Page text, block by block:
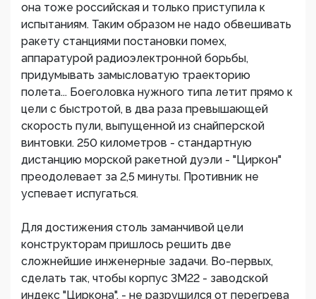
она тоже российская и только приступила к
испытаниям. Таким образом не надо обвешивать
ракету станциями постановки помех,
аппаратурой радиоэлектронной борьбы,
придумывать замысловатую траекторию
полета... Боеголовка нужного типа летит прямо к
цели с быстротой, в два раза превышающей
скорость пули, выпущенной из снайперской
винтовки. 250 километров - стандартную
дистанцию морской ракетной дуэли - "Циркон"
преодолевает за 2,5 минуты. Противник не
успевает испугаться.
Для достижения столь заманчивой цели
конструкторам пришлось решить две
сложнейшие инженерные задачи. Во-первых,
сделать так, чтобы корпус 3М22 - заводской
индекс "Циркона", - не разрушился от перегрева